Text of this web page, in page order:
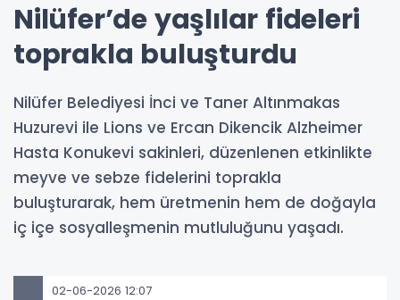
Nilüfer’de yaşlılar fideleri
toprakla buluşturdu
Nilüfer Belediyesi İnci ve Taner Altınmakas
Huzurevi ile Lions ve Ercan Dikencik Alzheimer
Hasta Konukevi sakinleri, düzenlenen etkinlikte
meyve ve sebze fidelerini toprakla
buluşturarak, hem üretmenin hem de doğayla
iç içe sosyalleşmenin mutluluğunu yaşadı.
02-06-2026 12:07